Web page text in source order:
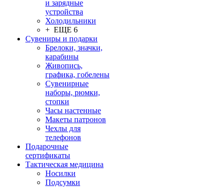
и зарядные
устройства
Холодильники
+ ЕЩЕ 6
Сувениры и подарки
Брелоки, значки,
карабины
Живопись,
графика, гобелены
Сувенирные
наборы, рюмки,
стопки
Часы настенные
Макеты патронов
Чехлы для
телефонов
Подарочные
сертификаты
Тактическая медицина
Носилки
Подсумки